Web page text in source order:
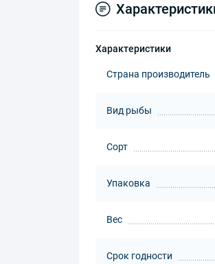
Характеристики
Страна производитель
Вид рыбы
Сорт
Упаковка
Вес
Срок годности